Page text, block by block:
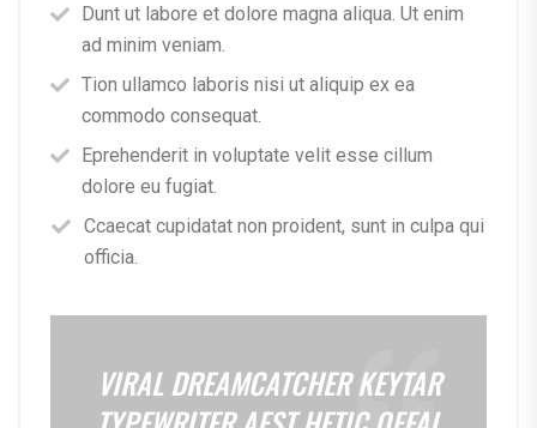
Dunt ut labore et dolore magna aliqua. Ut enim
ad minim veniam.
Tion ullamco laboris nisi ut aliquip ex ea
commodo consequat.
Eprehenderit in voluptate velit esse cillum
dolore eu fugiat.
Ccaecat cupidatat non proident, sunt in culpa qui
officia.
VIRAL DREAMCATCHER KEYTAR